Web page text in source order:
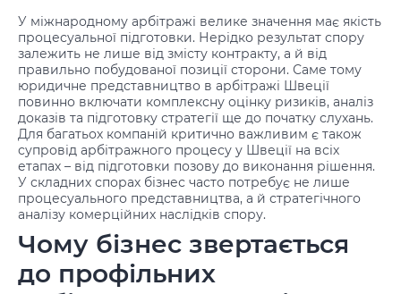
У міжнародному арбітражі велике значення має якість
процесуальної підготовки. Нерідко результат спору
залежить не лише від змісту контракту, а й від
правильно побудованої позиції сторони. Саме тому
юридичне представництво в арбітражі Швеції
повинно включати комплексну оцінку ризиків, аналіз
доказів та підготовку стратегії ще до початку слухань.
Для багатьох компаній критично важливим є також
супровід арбітражного процесу у Швеції на всіх
етапах – від підготовки позову до виконання рішення.
У складних спорах бізнес часто потребує не лише
процесуального представництва, а й стратегічного
аналізу комерційних наслідків спору.
Чому бізнес звертається
до профільних